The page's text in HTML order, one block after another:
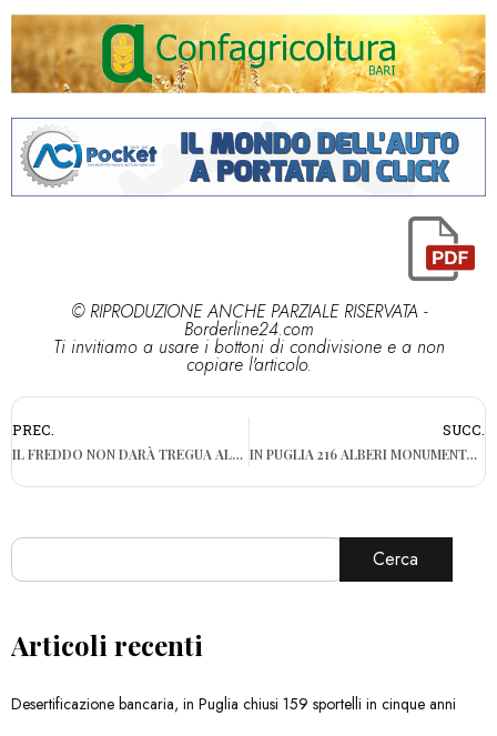
© RIPRODUZIONE ANCHE PARZIALE RISERVATA -
Borderline24.com
Ti invitiamo a usare i bottoni di condivisione e a non
copiare l'articolo.
PREC.
IL FREDDO NON DARÀ TREGUA ALL’ITALIA. DA GIOVEDÌ GELO DA NORD A SUD
SUCC.
IN PUGLIA 216 ALBERI MONUMENTALI. MA È ALLARME PER ULIVI MILLENARI
Cerca
Articoli recenti
Desertificazione bancaria, in Puglia chiusi 159 sportelli in cinque anni